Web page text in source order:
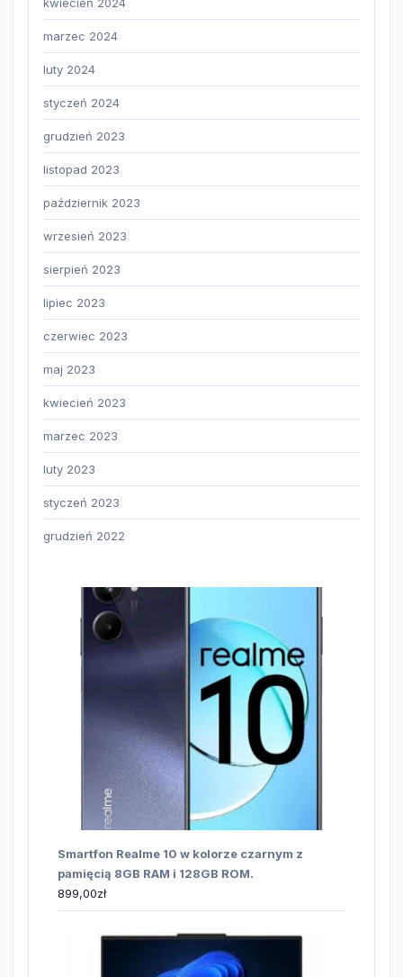
marzec 2024
luty 2024
styczeń 2024
grudzień 2023
listopad 2023
październik 2023
wrzesień 2023
sierpień 2023
lipiec 2023
czerwiec 2023
maj 2023
kwiecień 2023
marzec 2023
luty 2023
styczeń 2023
grudzień 2022
Smartfon Realme 10 w kolorze czarnym z
pamięcią 8GB RAM i 128GB ROM.
899,00zł